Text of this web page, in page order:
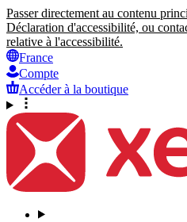
Passer directement au contenu
Déclaration d'accessibilité, ou
relative à l'accessibilité.
France
Compte
Accéder à la boutique